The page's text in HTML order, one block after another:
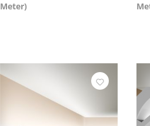
Meter)